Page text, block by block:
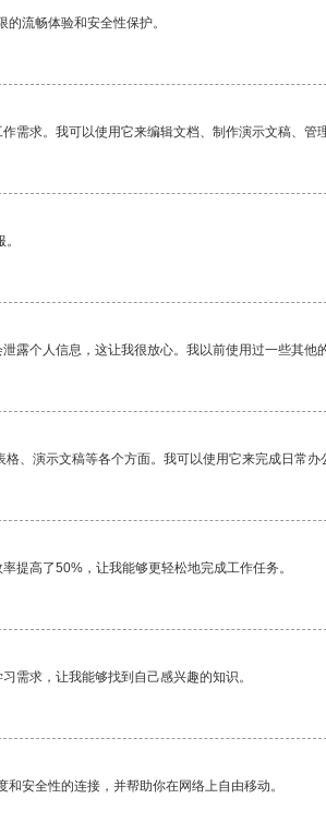
流畅体验和安全性保护。
需求。我可以使用它来编辑文档、制作演示文稿、管
露个人信息，这让我很放心。我以前使用过一些其他
、演示文稿等各个方面。我可以使用它来完成日常办
提高了50%，让我能够更轻松地完成工作任务。
需求，让我能够找到自己感兴趣的知识。
安全性的连接，并帮助你在网络上自由移动。